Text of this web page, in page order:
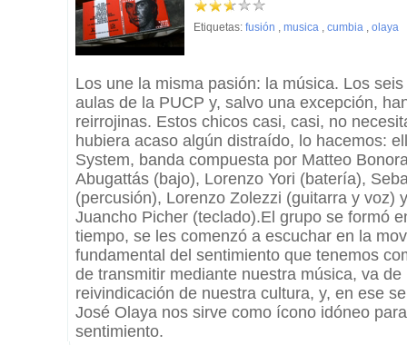
Etiquetas: fusión , musica , cumbia , olaya
Los une la misma pasión: la música. Los
aulas de la PUCP y, salvo una excepción,
reirrojinas. Estos chicos casi, casi, no
hubiera acaso algún distraído, lo hacemos:
System, banda compuesta por Matteo
Abugattás (bajo), Lorenzo Yori (batería),
(percusión), Lorenzo Zolezzi (guitarra y voz)
Juancho Picher (teclado).El grupo se formó
tiempo, se les comenzó a escuchar en la
fundamental del sentimiento que tenemos
de transmitir mediante nuestra música, va
reivindicación de nuestra cultura, y, en ese
José Olaya nos sirve como ícono idóneo
sentimiento.